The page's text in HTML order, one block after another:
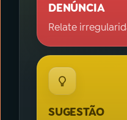
DENÚNCIA
Relate
SUGESTÃO